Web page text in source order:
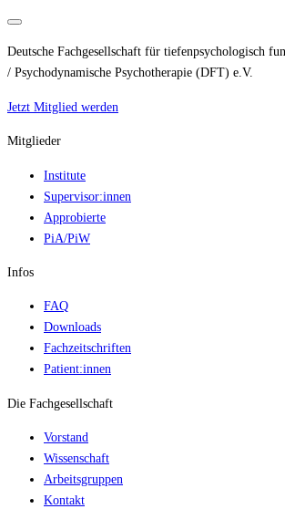
Deutsche Fachgesellschaft für tiefenpsychologisch
/ Psychodynamische Psychotherapie (DFT) e.V.
Jetzt Mitglied werden
Mitglieder
Institute
Supervisor:innen
Approbierte
PiA/PiW
Infos
FAQ
Downloads
Fachzeitschriften
Patient:innen
Die Fachgesellschaft
Vorstand
Wissenschaft
Arbeitsgruppen
Kontakt